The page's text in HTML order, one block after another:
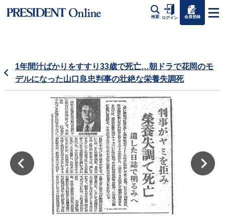
検索 ログイン 会員登録
1年間汁ばかりをすすり33歳で死亡…朝ドラで花岡のモ
デルになった山口良忠判事の壮絶な栄養失調死